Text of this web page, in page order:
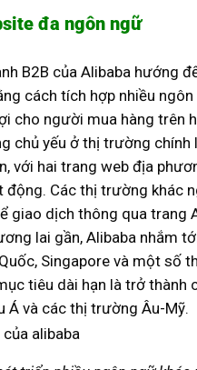
đa ngôn ngữ
B2B của Alibaba hướng
cách tích hợp nhiều
cho người mua hàng trên
chủ yếu ở thị trường chính
với hai trang web địa
động. Các thị trường khác
giao dịch thông qua trang
lai gần, Alibaba nhắm
Singapore và một số
tiêu dài hạn là trở thành
Á và các thị trường Âu-Mỹ.